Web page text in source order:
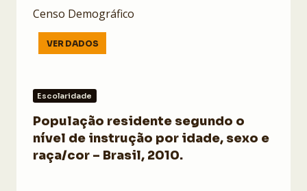
Censo Demográfico
VER DADOS
Escolaridade
População residente segundo o
nível de instrução por idade, sexo e
raça/cor – Brasil, 2010.